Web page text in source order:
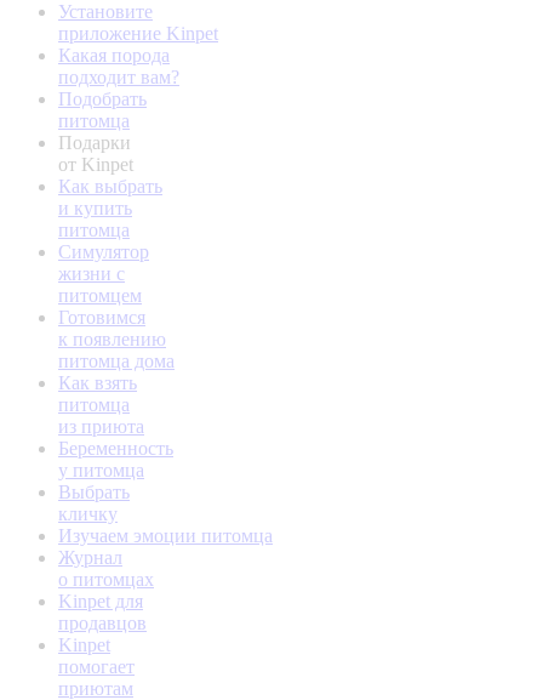
Установите
приложение Kinpet
Какая порода
подходит вам?
Подобрать
питомца
Подарки
от Kinpet
Как выбрать
и купить
питомца
Симулятор
жизни с
питомцем
Готовимся
к появлению
питомца дома
Как взять
питомца
из приюта
Беременность
у питомца
Выбрать
кличку
Изучаем эмоции питомца
Журнал
о питомцах
Kinpet для
продавцов
Kinpet
помогает
приютам